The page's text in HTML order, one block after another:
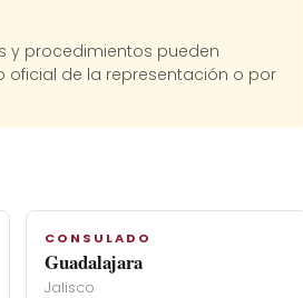
y procedimientos pueden
oficial de la representación o por
CONSULADO
Guadalajara
Jalisco